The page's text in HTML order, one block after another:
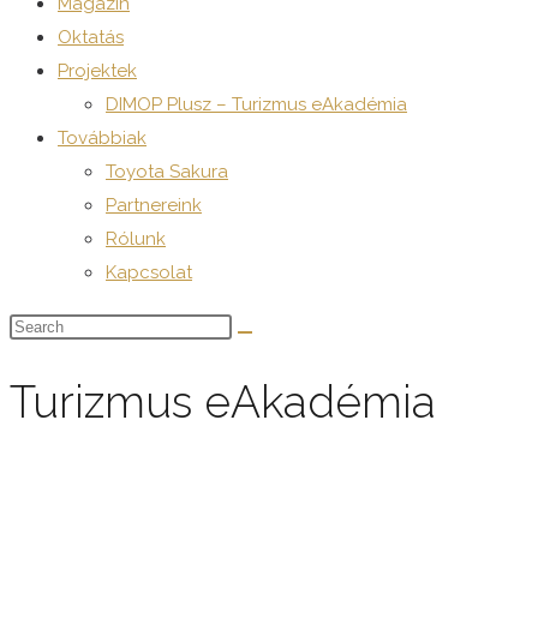
Oktatás
Projektek
DIMOP Plusz – Turizmus eAkadémia
Továbbiak
Toyota Sakura
Partnereink
Rólunk
Kapcsolat
Turizmus eAkadémia